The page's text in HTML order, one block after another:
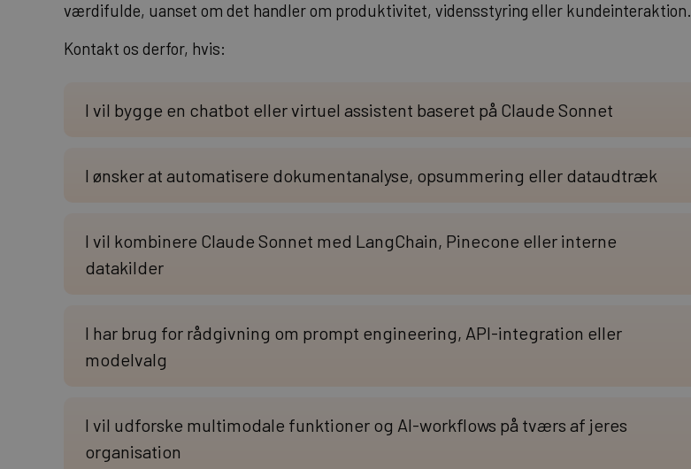
værdifulde, uanset om det handler om produktivitet, vidensstyring eller kundeinteraktion.
Kontakt os derfor, hvis:
I vil bygge en chatbot eller virtuel assistent baseret på Claude Sonnet
I ønsker at automatisere dokumentanalyse, opsummering eller dataudtræk
I vil kombinere Claude Sonnet med LangChain, Pinecone eller interne
datakilder
I har brug for rådgivning om prompt engineering, API-integration eller
modelvalg
I vil udforske multimodale funktioner og AI-workflows på tværs af jeres
organisation